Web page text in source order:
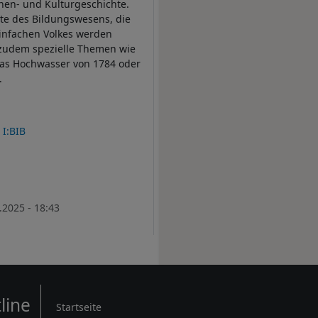
und Kulturgeschichte.
des Bildungswesens, die
Volkes werden
spezielle Themen wie
Hochwasser von 1784 oder
I:BIB
- 18:43
Rechtliches
Startseite